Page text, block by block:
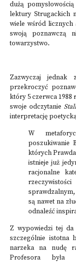
dużą
lektury Strugackich
wiele wśród licznych
swoją poznawczą
towarzystwo.
Zazwyczaj jednak
przekroczyć
który 5 czerwca 1988
swoje odczytanie
interpretację
W
poszukiwanie
których
istnieje już
racjonalne
są nawet na
odnaleźć
Z wypowiedzi tej da
szczególnie istotna
narzeka na nudę
Profesora była